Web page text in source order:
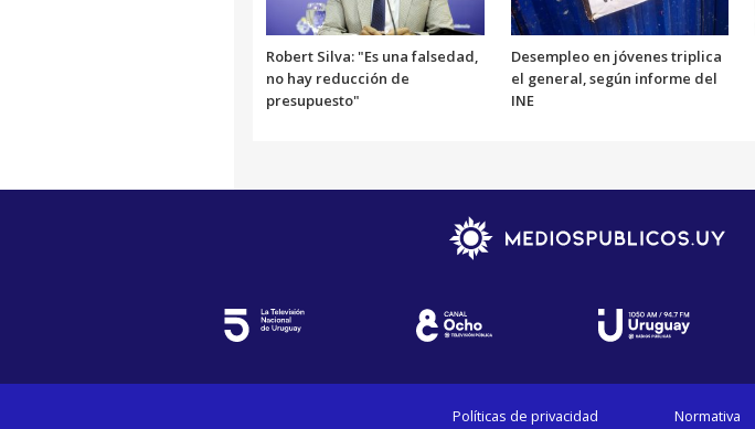
Robert Silva: "Es una falsedad,
no hay reducción de
presupuesto"
Desempleo en jóvenes triplica
el general, según informe del
INE
Políticas de privacidad Normativa